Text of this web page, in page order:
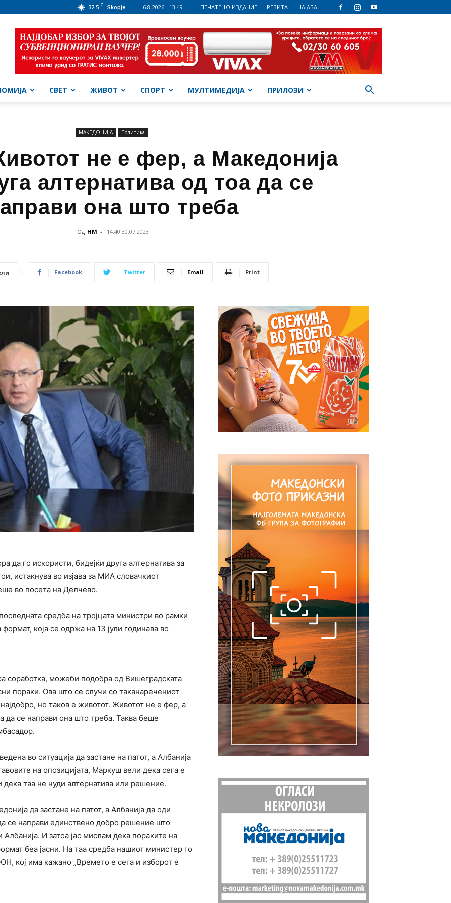
32.5 C Skopje 6.8.2026 - 13:49 ПЕЧАТЕНО ИЗДАНИЕ РЕВИТА НАЈАВА
СВЕТ ЖИВОТ СПОРТ МУЛТИМЕДИЈА ПРИЛОЗИ
МАКЕДОНИЈА Политика
не е фер, а Македонија
алтернатива од тоа да се
она што треба
Од НМ - 14:40 30.07.2023
Facebook Twitter Email Print
да го искористи, бидејќи друга алтернатива за
истакнува во изјава за МИА словачкиот
во посета на Делчево.
средба на тројцата министри во рамки
која се одржа на 13 јули годинава во
соработка, можеби подобра од Вишеградската
пораки. Ова што се случи со таканаречениот
но таков е животот. Животот не е фер, а
да се направи она што треба. Таква беше
во ситуација да застане на патот, а Албанија
на опозицијата, Маркуш вели дека сега е
дека таа не нуди алтернатива или решение.
да застане на патот, а Албанија да оди
се направи единствено добро решение што
И затоа јас мислам дека пораките на
беа јасни. На таа средба нашиот министер го
кој има кажано „Времето е сега и изборот е